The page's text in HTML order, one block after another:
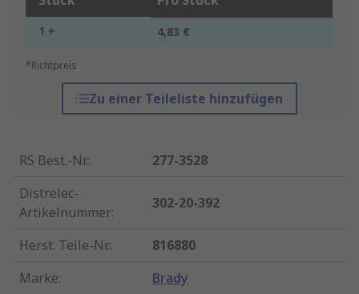
1 + 4,83 €
*Richtpreis
Zu einer Teileliste hinzufügen
RS Best.-Nr.:
277-3528
Distrelec-
Artikelnummer:
302-20-392
Herst. Teile-Nr.:
816880
Marke: Brady